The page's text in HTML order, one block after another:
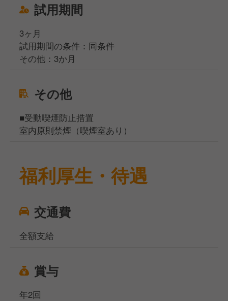
試用期間
3ヶ月
試用期間の条件：同条件
その他：3か月
その他
■受動喫煙防止措置
室内原則禁煙（喫煙室あり）
福利厚生・待遇
交通費
全額支給
賞与
年2回